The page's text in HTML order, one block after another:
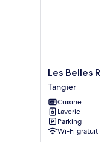
Les
Belles
Residences
E
Tangier
Les Belles
Tangier
Cuisine
Laverie
Parking
Wi-Fi gratuit